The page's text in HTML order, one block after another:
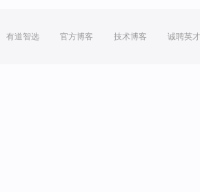
有道智选 官方博客 技术博客 诚聘英才